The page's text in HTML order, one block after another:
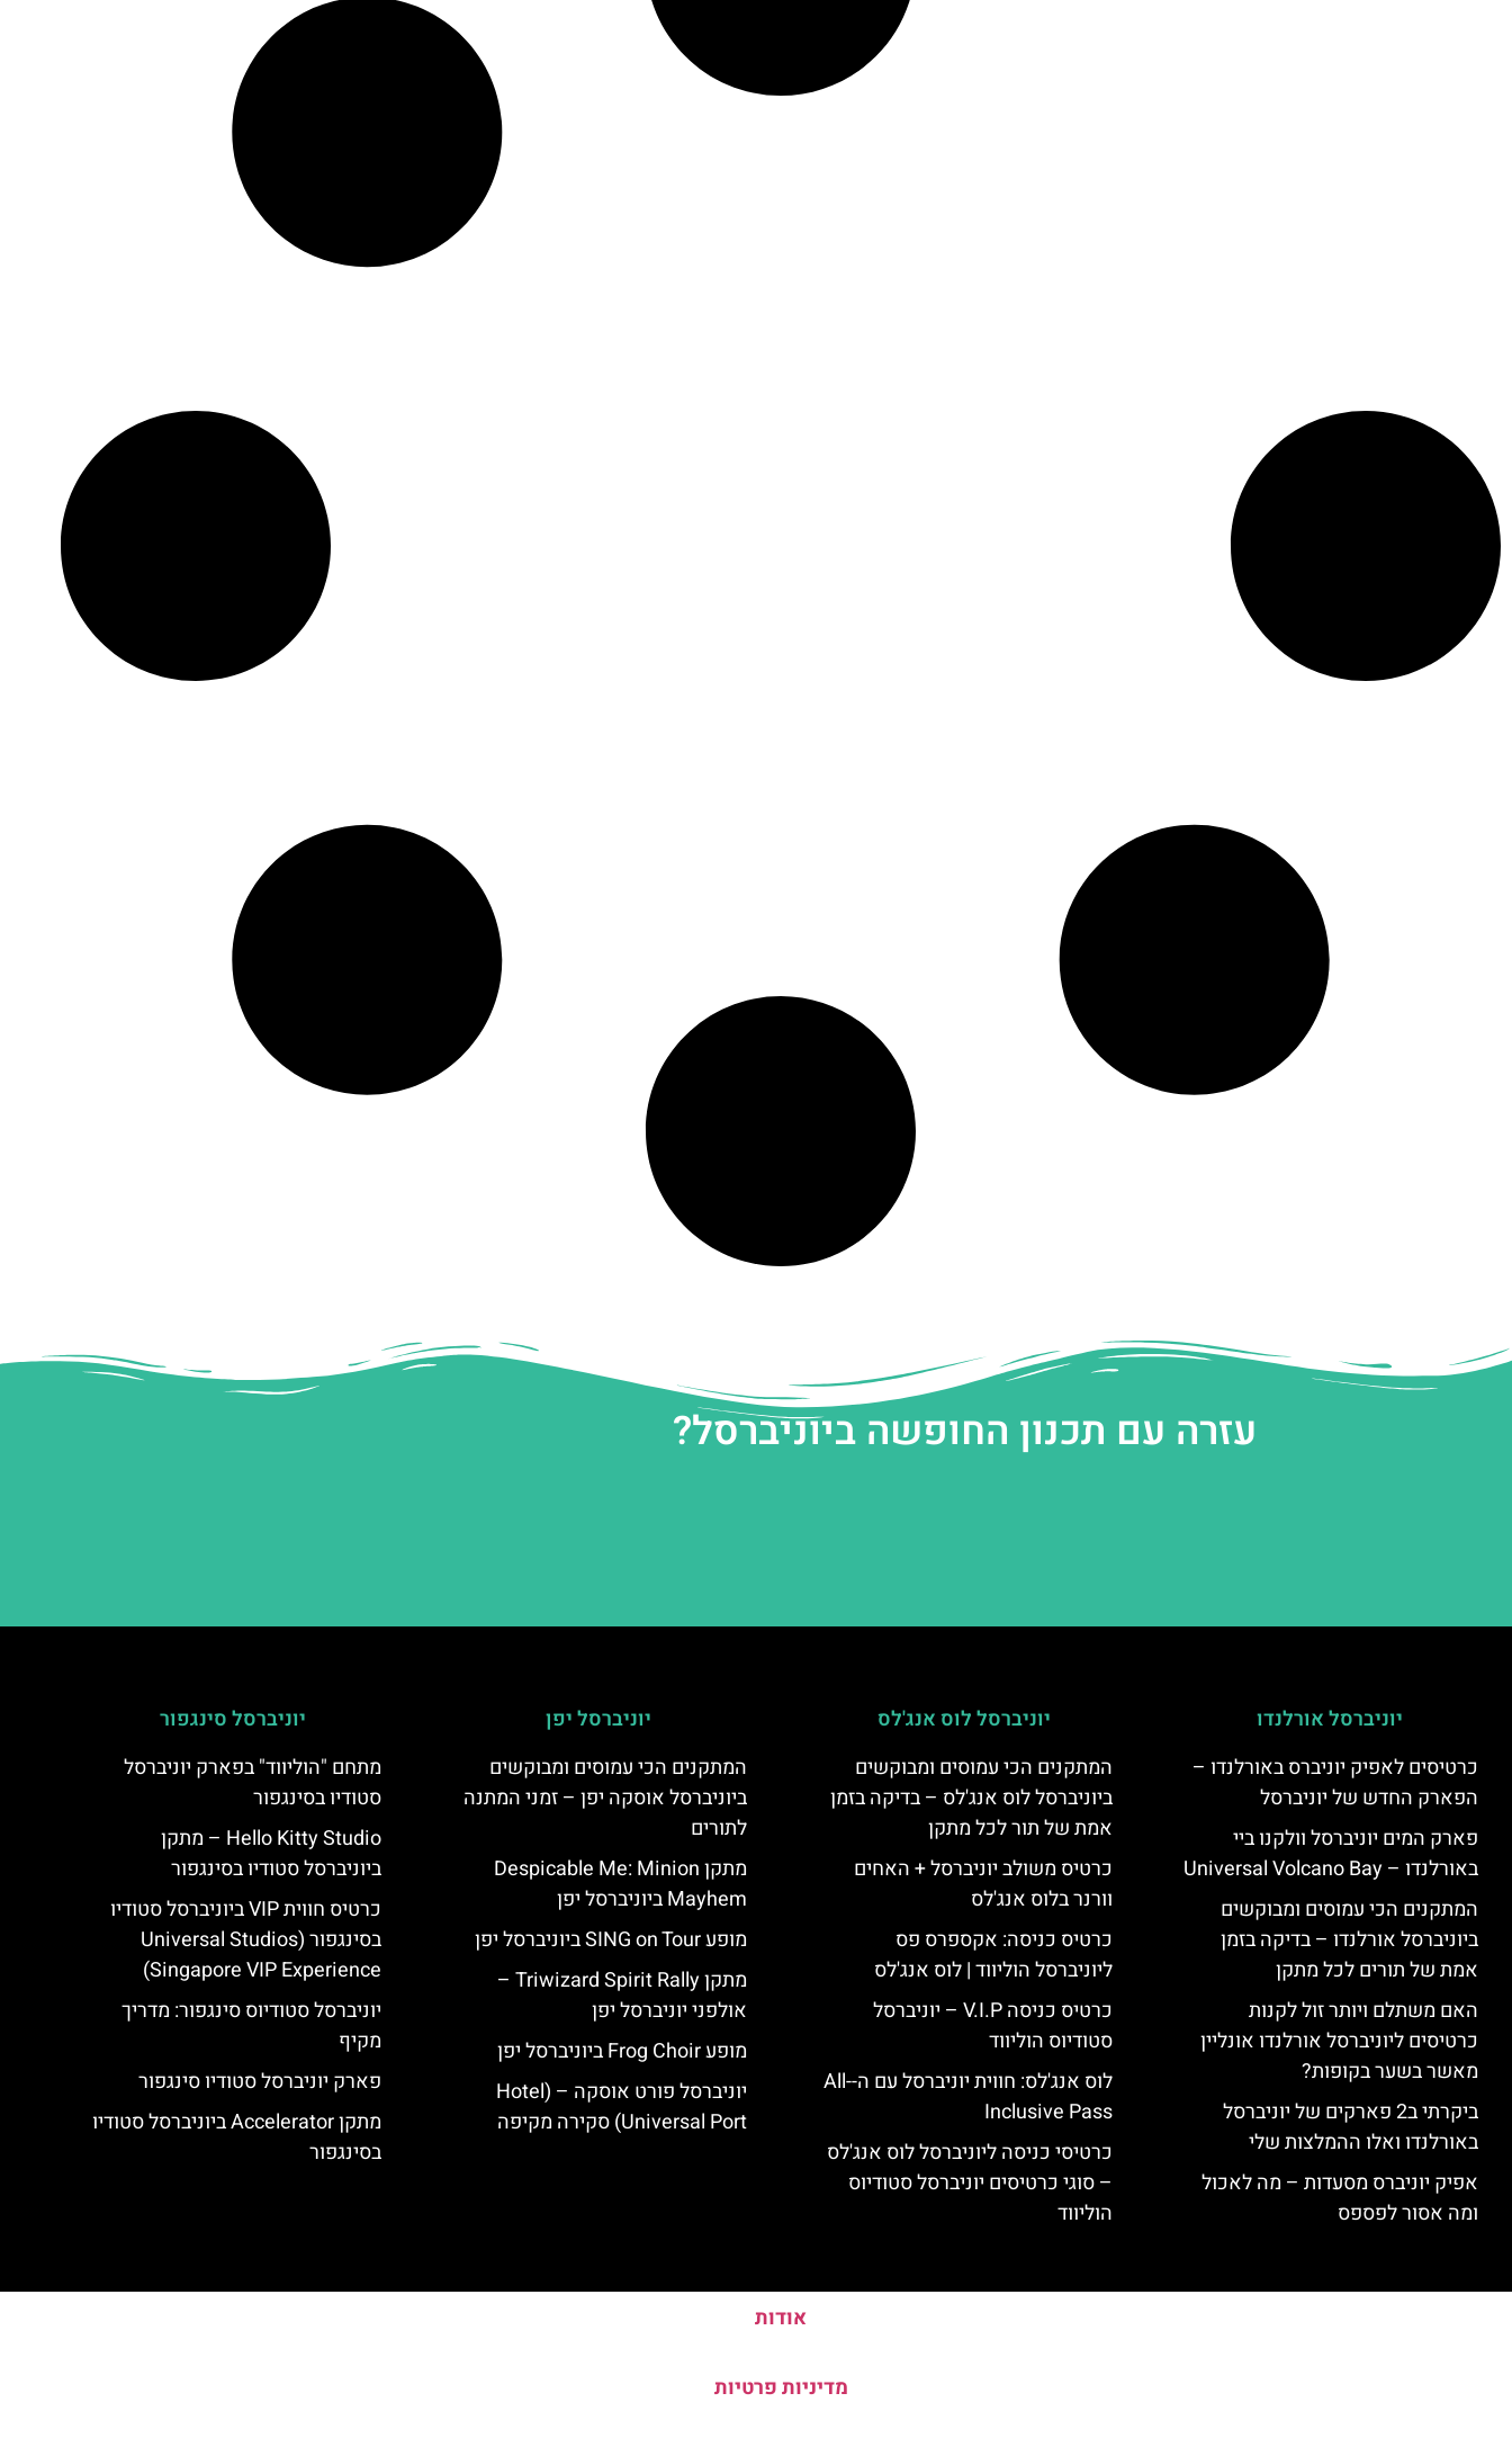
עזרה עם תכנון החופשה ביוניברסל?
יוניברסל אורלנדו
כרטיסים לאפיק יוניברס באורלנדו –
הפארק החדש של יוניברסל
פארק המים יוניברסל וולקנו ביי
באורלנדו – Universal Volcano Bay
המתקנים הכי עמוסים ומבוקשים
ביוניברסל אורלנדו – בדיקה בזמן
אמת של תורים לכל מתקן
האם משתלם ויותר זול לקנות
כרטיסים ליוניברסל אורלנדו אונליין
מאשר בשער בקופות?
ביקרתי ב2 פארקים של יוניברסל
באורלנדו ואלו ההמלצות שלי
אפיק יוניברס מסעדות – מה לאכול
ומה אסור לפספס
יוניברסל לוס אנג'לס
המתקנים הכי עמוסים ומבוקשים
ביוניברסל לוס אנג'לס – בדיקה בזמן
אמת של תור לכל מתקן
כרטיס משולב יוניברסל + האחים
וורנר בלוס אנג'לס
כרטיס כניסה: אקספרס פס
ליוניברסל הוליווד | לוס אנג'לס
כרטיס כניסה V.I.P – יוניברסל
סטודיוס הוליווד
לוס אנג'לס: חווית יוניברסל עם ה-All-
Inclusive Pass
כרטיסי כניסה ליוניברסל לוס אנג'לס
– סוגי כרטיסים יוניברסל סטודיוס
הוליווד
יוניברסל יפן
המתקנים הכי עמוסים ומבוקשים
ביוניברסל אוסקה יפן – זמני המתנה
לתורים
מתקן Despicable Me: Minion
Mayhem ביוניברסל יפן
מופע SING on Tour ביוניברסל יפן
מתקן Triwizard Spirit Rally –
אולפני יוניברסל יפן
מופע Frog Choir ביוניברסל יפן
יוניברסל פורט אוסקה – (Hotel
Universal Port) סקירה מקיפה
יוניברסל סינגפור
מתחם "הוליווד" בפארק יוניברסל
סטודיו בסינגפור
Hello Kitty Studio – מתקן
ביוניברסל סטודיו בסינגפור
כרטיס חווית VIP ביוניברסל סטודיו
בסינגפור (Universal Studios
Singapore VIP Experience)
יוניברסל סטודיוס סינגפור: מדריך
מקיף
פארק יוניברסל סטודיו סינגפור
מתקן Accelerator ביוניברסל סטודיו
בסינגפור
אודות
מדיניות פרטיות